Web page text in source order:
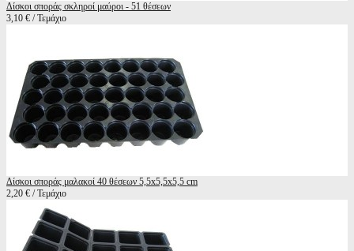
Δίσκοι σποράς σκληροί μαύροι - 51 θέσεων
3,10 € / Τεμάχιο
Δίσκοι σποράς μαλακοί 40 θέσεων 5,5x5,5x5,5 cm
2,20 € / Τεμάχιο